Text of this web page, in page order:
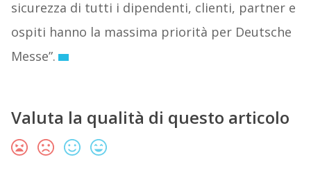
sicurezza di tutti i dipendenti, clienti, partner e
ospiti hanno la massima priorità per Deutsche
Messe”.
Valuta la qualità di questo articolo